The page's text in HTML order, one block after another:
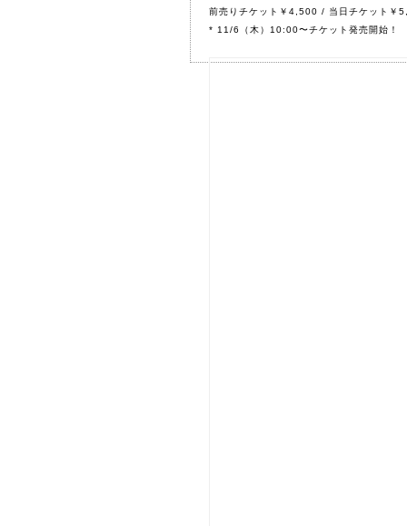
前売りチケット￥4,500 / 当日チケット￥
* 11/6（木）10:00〜チケット発売開始！